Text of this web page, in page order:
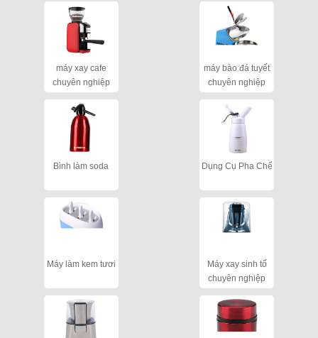
máy xay cafe
chuyên nghiệp
máy bào đá tuyết
chuyên nghiệp
Bình làm soda Dụng Cụ Pha Chế
Máy làm kem tươi
Máy xay sinh tố
chuyên nghiệp